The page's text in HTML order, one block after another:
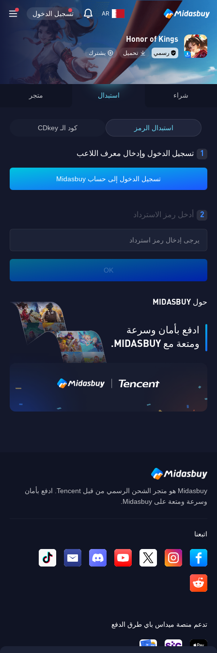
AR تسجيل الدخول
Honor of Kings
رسمي تحميل يشترك
شراء استبدال متجر
استبدال الرمز كود الـ CDkey
1 تسجيل الدخول وإدخال معرف اللاعب
تسجيل الدخول إلى حساب Midasbuy
2 أدخل رمز الاسترداد
OK
حول MIDASBUY
ادفع بأمان وسرعة
ومتعة مع MIDASBUY.
Midasbuy هو متجر الشحن الرسمي من قبل Tencent. ادفع بأمان
وسرعة ومتعة على Midasbuy.
اتبعنا
تدعم منصة ميداس باي طرق الدفع